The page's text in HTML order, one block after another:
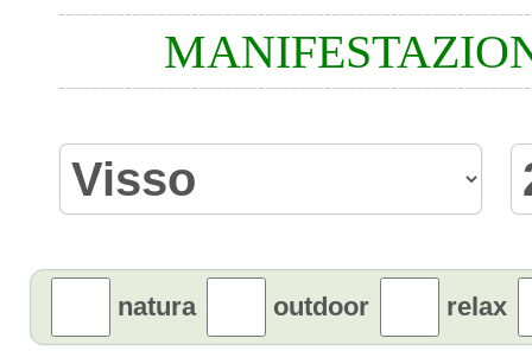
natura outdoor relax